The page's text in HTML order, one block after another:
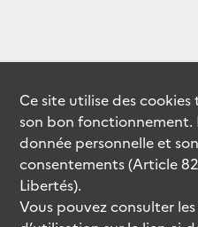
Ce site utilise descookies
son bon fonctionnement.
donnée personnelle et
consentements (Article
Libertés).
Vous pouvez consulter